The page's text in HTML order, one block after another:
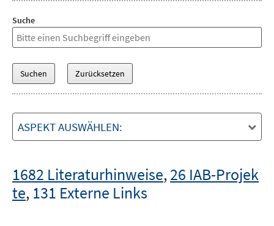
Suche
ASPEKT AUSWÄHLEN:
1682 Literaturhinweise,26 IAB-Projek
te, 131 Externe Links